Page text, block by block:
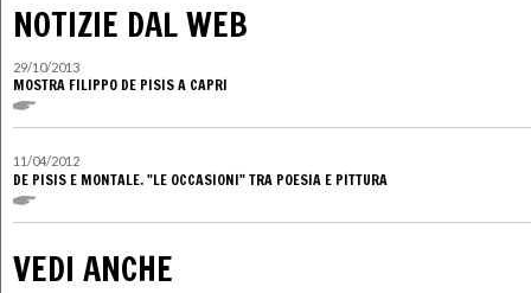
NOTIZIE DAL WEB
29/10/2013
MOSTRA FILIPPO DE PISIS A CAPRI
11/04/2012
DE PISIS E MONTALE. "LE OCCASIONI" TRA POESIA E PITTURA
VEDI ANCHE